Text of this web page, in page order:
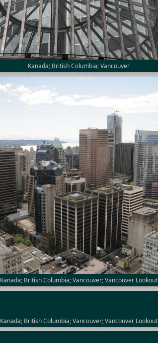
Kanada; British Columbia; Vancouver
Kanada; British Columbia; Vancouver; Vancouver Lookout
Kanada; British Columbia; Vancouver; Vancouver Lookout